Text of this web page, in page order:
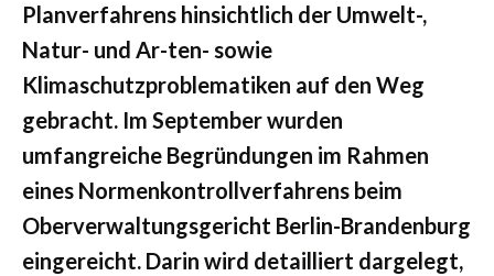
Planverfahrens hinsichtlich der Umwelt-,
Natur- und Ar-ten- sowie
Klimaschutzproblematiken auf den Weg
gebracht. Im September wurden
umfangreiche Begründungen im Rahmen
eines Normenkontrollverfahrens beim
Oberverwaltungsgericht Berlin-Brandenburg
eingereicht. Darin wird detailliert dargelegt,